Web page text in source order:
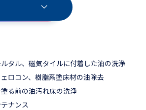
タル、磁気タイルに付着した油の洗浄
ロコン、樹脂系塗床材の油除去
る前の油汚れ床の洗浄
ナンス